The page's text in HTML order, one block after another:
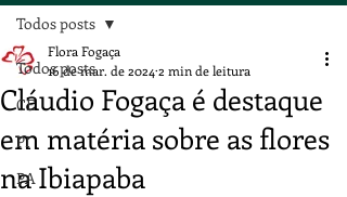
Todos posts
CE
PI
PA
Todos posts
Cláudio Fogaça é destaque
em matéria sobre as flores
na Ibiapaba
Flora Fogaça
16 de mar. de 2024 2 min de leitura